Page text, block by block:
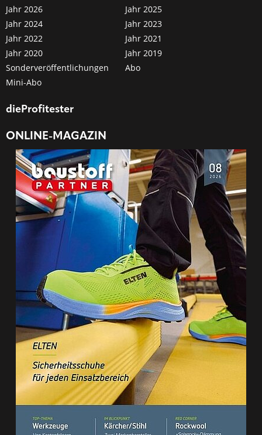
Jahr 2026
Jahr 2025
Jahr 2024
Jahr 2023
Jahr 2022
Jahr 2021
Jahr 2020
Jahr 2019
Sonderveröffentlichungen
Abo
Mini-Abo
dieProfitester
ONLINE-MAGAZIN